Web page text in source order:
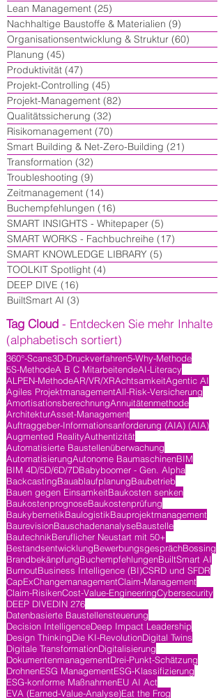
Lean Management (25)
Nachhaltige Baustoffe & Materialien (9)
Organisationsentwicklung & Struktur (60)
Planung (45)
Produktivität (47)
Projekt-Controlling (45)
Projekt-Management (82)
Qualitätssicherung (32)
Risikomanagement (70)
Smart Building & Net-Zero-Building (21)
Transformation (32)
Troubleshooting (9)
Zeitmanagement (14)
Buchempfehlungen (16)
SMART INSIGHTS - Whitepaper (5)
SMART WORKS - Fachbuchreihe (17)
SMART KNOWLEDGE LIBRARY (5)
TOOLKIT Spotlight (4)
DEEP DIVE (16)
BuiltSmart AI (3)
Tag Cloud - Entdecken Sie mehr Inhalte
(alphabetisch sortiert)
360°-Scans3D-Druckverfahren5-Why-Methode
5S-MethodeA B C MitarbeitendeAI-Literacy
ALPEN-MethodeAR/VR/XRAchtsamkeitAgentic AI
Agiles ProjektmanagementAll-Risk-Versicherung
AmortisationsberechnungAnnuitätenmethode
ArchitekturAsset-Management
Auftraggeber-Informationsanforderung (AIA) (AIA)
Augmented RealityAuthentizität
Automatisierte Baustellenüberwachung
AutomatisierungAutonome BaumaschinenBIM
BIM 4D/5D/6D/7DBabyboomer - Gen. Alpha
BackcastingBauablaufplanungBaubetrieb
Bauen gegen EinsamkeitBaukosten senken
BaukostenprognoseBaukostenprüfung
BaukybernetikBaulogistikBauprojektmanagement
BaurevisionBauschadenanalyseBaustelle
BautechnikBeruflicher Neustart mit 50+
BestandsentwicklungBewerbungsgesprächBossing
BrandbekänpfungBuchempfehlungenBuiltSmart AI
BurnoutBusiness Intelligence (BI)CSRD und SFDR
CapExChangemanagementClaim-Management
Claim-RisikenCost-Value-EngineeringCybersecurity
DEEP DIVEDIN 276
Datenbasierte Baustellensteuerung
Decision IntelligenceDeep Impact Leadership
Design ThinkingDie KI-RevolutionDigital Twins
Digitale TransformationDigitalisierung
DokumentenmanagementDrei-Punkt-Schätzung
DrohnenESG ManagementESG-Klassifizierung
ESG-konforme MaßnahmenEU AI Act
EVA (Earned-Value-Analyse)Eat the Frog